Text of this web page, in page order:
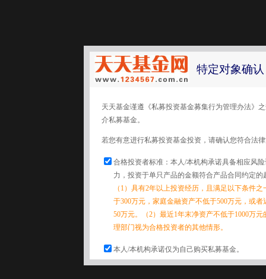
特定对象确认
天天基金谨遵《私募投资基金募集行为管理办法》
介私募基金。
若您有意进行私募投资基金投资，请确认您符合法
合格投资者标准：本人/本机构承诺具备相应风
力，投资于单只产品的金额符合产品合同约定的
（1）具有2年以上投资经历，且满足以下条件
于300万元，家庭金融资产不低于500万元，或
50万元。（2）最近1年末净资产不低于1000万
理部门视为合格投资者的其他情形。
本人/本机构承诺仅为自己购买私募基金。